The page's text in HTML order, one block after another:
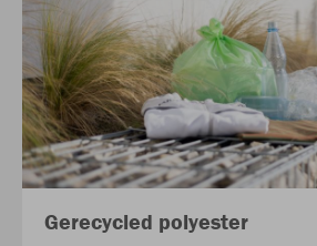
Gerecycled polyester